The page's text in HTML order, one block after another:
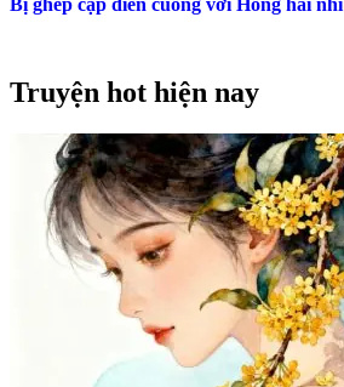
Truyện hot hiện nay